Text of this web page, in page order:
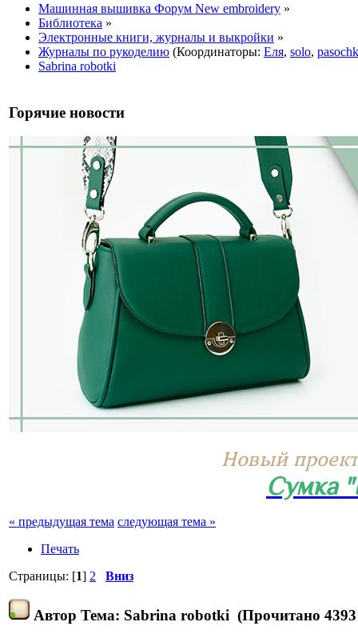
Машинная вышивка Форум New embroidery »
Библиотека »
Электронные книги, журналы и выкройки »
Журналы по рукоделию (Координаторы: Еля, solo,
Sabrina robotki
Горячие новости
Новый
Сумка
« предыдущая тема следующая тема »
Печать
Страницы: [1] 2 Вниз
Автор Тема: Sabrina robotki (Прочитано 4393